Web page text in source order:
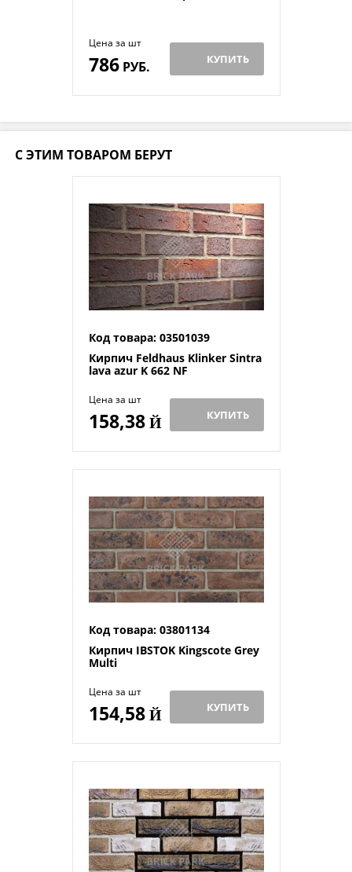
Цена за шт
786РУБ. КУПИТЬ
С ЭТИМ ТОВАРОМ БЕРУТ
Код товара: 03501039
Кирпич Feldhaus Klinker Sintra
lava azur K 662 NF
Цена за шт
158,38Й КУПИТЬ
Код товара: 03801134
Кирпич IBSTOK Kingscote Grey
Multi
Цена за шт
154,58Й КУПИТЬ